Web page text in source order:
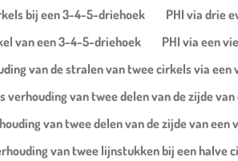
bij een 3-4-5-driehoek
PHI via drie
van een 3-4-5-driehoek
PHI via een
van de stralen van twee cirkels via
verhouding van twee delen van de zijde
van twee delen van de zijde van een
van twee lijnstukken bij een halve